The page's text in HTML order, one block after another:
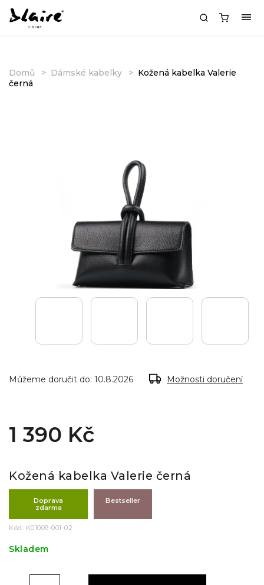
Domů Dámské kabelky
Kožená kabelka Valerie
černá
Můžeme doručit do: 10.8.2026 Možnosti doručení
1 390 Kč
Kožená kabelka Valerie černá
Doprava
zdarma
Bestseller
Kód: K01009-001-02
Skladem